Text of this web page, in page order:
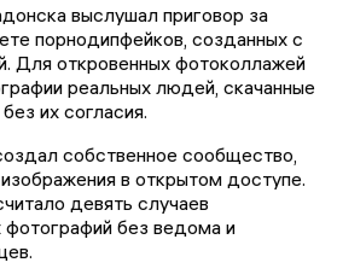
выслушал приговор за
порнодипфейков, созданных с
Для откровенных фотоколлажей
реальных людей, скачанные
их согласия.
собственное сообщество,
в открытом доступе.
девять случаев
фотографий без ведома и